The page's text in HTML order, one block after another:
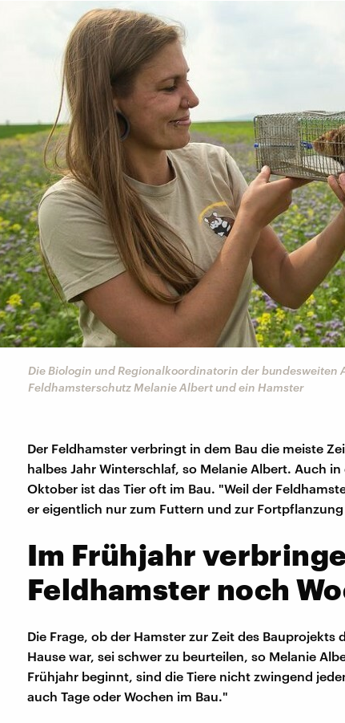
Die Biologin und Regionalkoordinatorin der bundesweiten
Feldhamsterschutz Melanie Albert und ein Hamster
Der Feldhamster verbringt in dem Bau die meiste
halbes Jahr Winterschlaf, so Melanie Albert. Auch
Oktober ist das Tier oft im Bau. "Weil der
er eigentlich nur zum Futtern und zur
Im Frühjahr
Feldhamster noch
Die Frage, ob der Hamster zur Zeit des Bauprojekts
Hause war, sei schwer zu beurteilen, so Melanie
Frühjahr beginnt, sind die Tiere nicht zwingend
auch Tage oder Wochen im Bau."